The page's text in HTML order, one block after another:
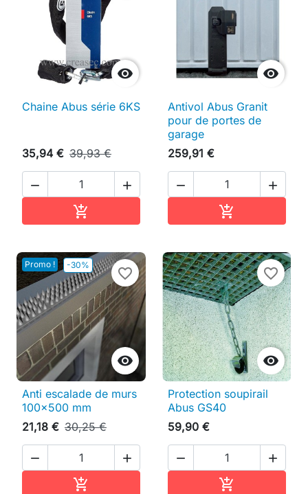

Chaine Abus série 6KS
35,94 € 39,93 €
 


Antivol Abus Granit
pour de portes de
garage
259,91 €
 

Promo ! -30%

favorite_border
Anti escalade de murs
100x500 mm
21,18 € 30,25 €
 


favorite_border
Protection soupirail
Abus GS40
59,90 €
 
